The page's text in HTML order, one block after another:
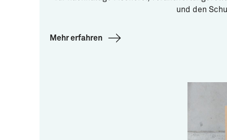
und den
Mehr erfahren